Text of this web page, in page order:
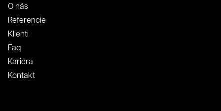
O nás
Referencie
Klienti
Faq
Kariéra
Kontakt